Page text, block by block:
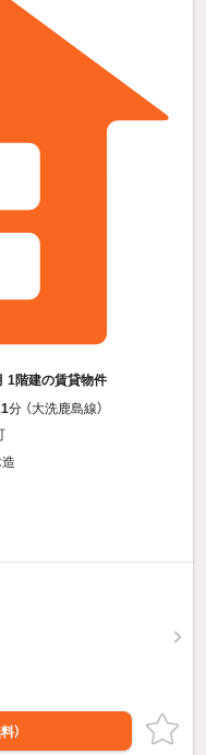
1階建の賃貸物件
分 （大洗鹿島線）
）